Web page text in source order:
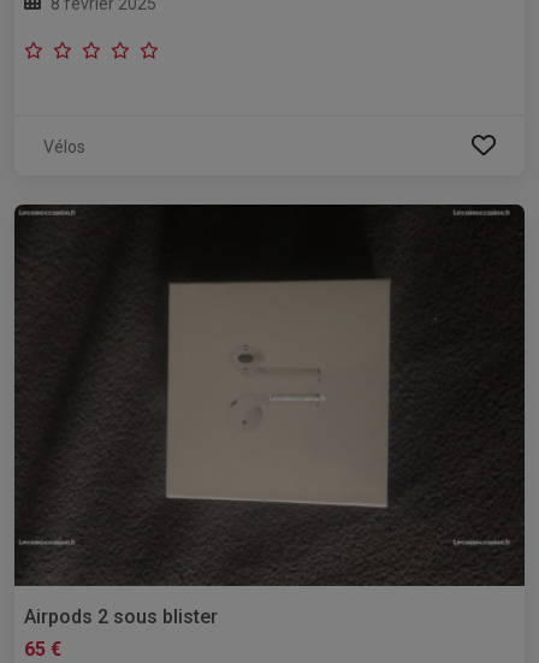
Vélos
Airpods 2 sous blister
65 €